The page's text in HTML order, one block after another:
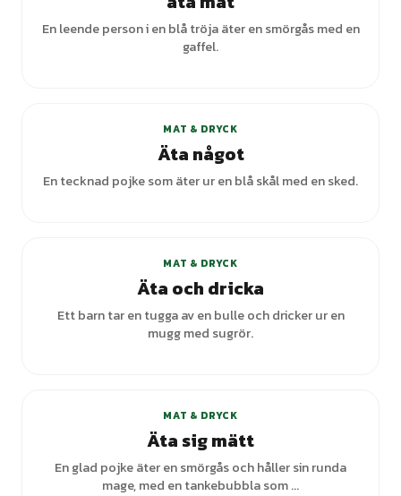
En leende person i en blå tröja äter en smörgås med en
gaffel.
MAT & DRYCK
Äta något
En tecknad pojke som äter ur en blå skål med en sked.
MAT & DRYCK
Äta och dricka
Ett barn tar en tugga av en bulle och dricker ur en
mugg med sugrör.
MAT & DRYCK
Äta sig mätt
En glad pojke äter en smörgås och håller sin runda
mage, med en tankebubbla som ...